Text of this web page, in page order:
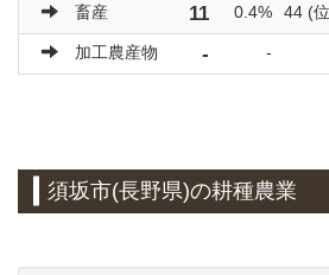
畜産 11 0.4% 44 (
加工農産物 - -
須坂市(長野県)の耕種農業